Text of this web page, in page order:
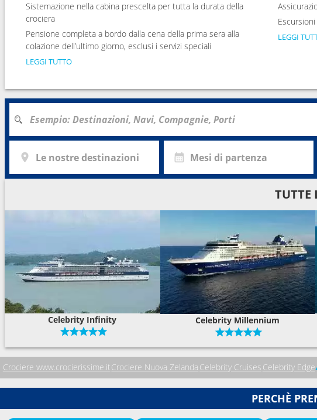
Sistemazione nella cabina prescelta per tutta la durata della
crociera
Pensione completa a bordo dalla cena della prima sera alla
colazione dell’ultimo giorno, esclusi i servizi speciali
LEGGI TUTTO
LEGGI
Le nostre destinazioni Mesi di partenza
TUTTE
Celebrity Infinity Celebrity Millennium
Crociere www.crocierissime.itCrociere Nuova Zelanda Celebrity Cruises Celebrity Edge
PERCHÈ